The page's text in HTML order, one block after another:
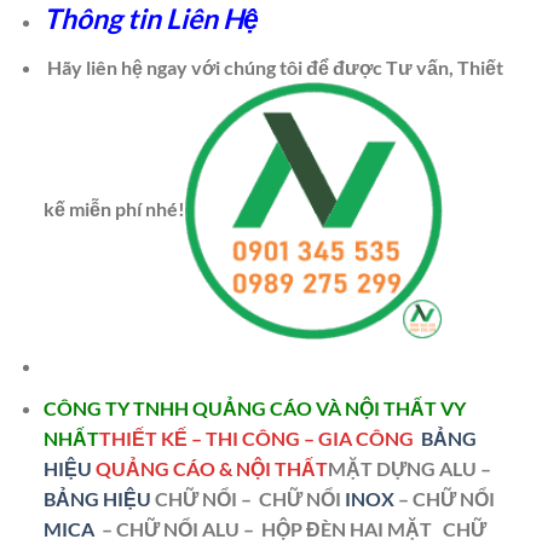
Thông tin Liên Hệ
Hãy liên hệ ngay với chúng tôi để được Tư vấn, Thiết
kế miễn phí nhé!
CÔNG TY TNHH QUẢNG CÁO VÀ NỘI THẤT VY
NHẤTTHIẾT KẾ – THI CÔNG – GIA CÔNG BẢNG
HIỆU QUẢNG CÁO & NỘI THẤTMẶT DỰNG ALU –
BẢNG HIỆU CHỮ NỔI – CHỮ NỔI INOX– CHỮ NỔI
MICA– CHỮ NỔI ALU – HỘP ĐÈN HAI MẶT CHỮ